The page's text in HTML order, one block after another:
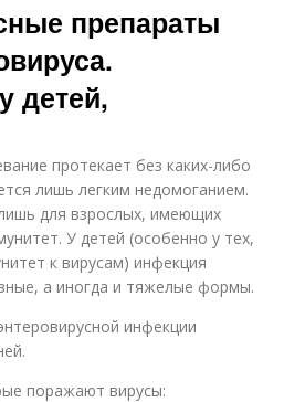
препараты
детей,
протекает без каких-либо
лишь легким недомоганием.
для взрослых, имеющих
У детей (особенно у тех,
к вирусам) инфекция
а иногда и тяжелые формы.
инфекции
поражают вирусы: